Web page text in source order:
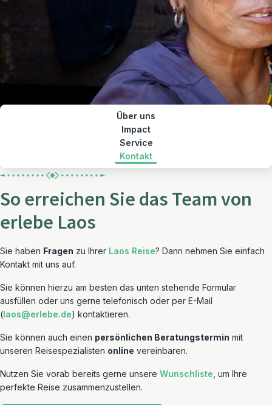
Über uns
Impact
Service
Kontakt
So erreichen Sie das Team von
erlebe Laos
Sie haben Fragen zu Ihrer Laos Reise? Dann nehmen Sie einfach
Kontakt mit uns auf.
Sie können hierzu am besten das unten stehende Formular
ausfüllen oder uns gerne telefonisch oder per E-Mail
(laos@erlebe.de) kontaktieren.
Sie können auch einen persönlichen Beratungstermin mit
unseren Reisespezialisten online vereinbaren.
Nutzen Sie vorab bereits gerne unsere Wunschliste , um Ihre
perfekte Reise zusammenzustellen.